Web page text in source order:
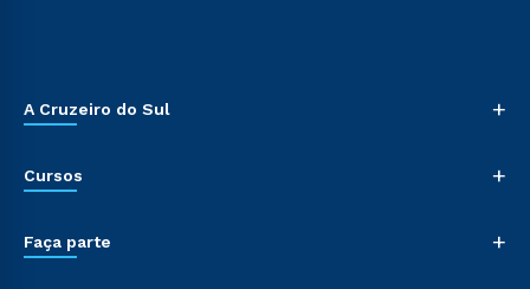
A Cruzeiro do Sul +
Cursos +
Faça parte +